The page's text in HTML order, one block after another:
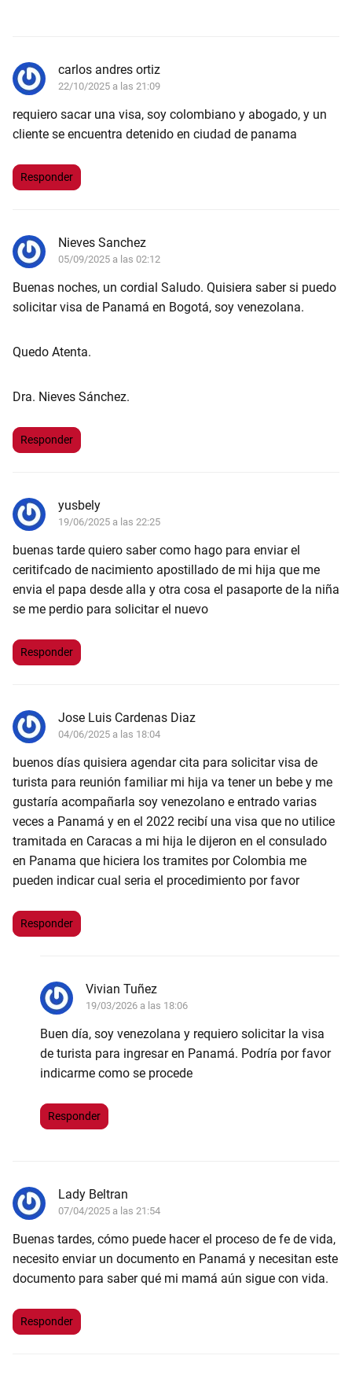
carlos andres ortiz
22/10/2025 a las 21:09
requiero sacar una visa, soy colombiano y abogado, y un
cliente se encuentra detenido en ciudad de panama
Responder
Nieves Sanchez
05/09/2025 a las 02:12
Buenas noches, un cordial Saludo. Quisiera saber si puedo
solicitar visa de Panamá en Bogotá, soy venezolana.
Quedo Atenta.
Dra. Nieves Sánchez.
Responder
yusbely
19/06/2025 a las 22:25
buenas tarde quiero saber como hago para enviar el
ceritifcado de nacimiento apostillado de mi hija que me
envia el papa desde alla y otra cosa el pasaporte de la niña
se me perdio para solicitar el nuevo
Responder
Jose Luis Cardenas Diaz
04/06/2025 a las 18:04
buenos días quisiera agendar cita para solicitar visa de
turista para reunión familiar mi hija va tener un bebe y me
gustaría acompañarla soy venezolano e entrado varias
veces a Panamá y en el 2022 recibí una visa que no utilice
tramitada en Caracas a mi hija le dijeron en el consulado
en Panama que hiciera los tramites por Colombia me
pueden indicar cual seria el procedimiento por favor
Responder
Vivian Tuñez
19/03/2026 a las 18:06
Buen día, soy venezolana y requiero solicitar la visa
de turista para ingresar en Panamá. Podría por favor
indicarme como se procede
Responder
Lady Beltran
07/04/2025 a las 21:54
Buenas tardes, cómo puede hacer el proceso de fe de vida,
necesito enviar un documento en Panamá y necesitan este
documento para saber qué mi mamá aún sigue con vida.
Responder